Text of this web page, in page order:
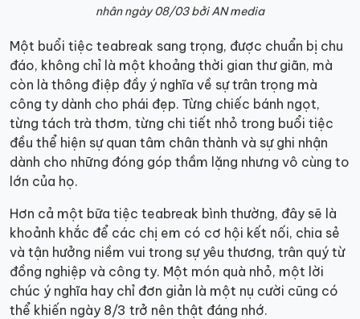
nhân ngày 08/03 bởi AN media
Một buổi tiệc teabreak sang trọng, được chuẩn bị chu
đáo, không chỉ là một khoảng thời gian thư giãn, mà
còn là thông điệp đầy ý nghĩa về sự trân trọng mà
công ty dành cho phái đẹp. Từng chiếc bánh ngọt,
từng tách trà thơm, từng chi tiết nhỏ trong buổi tiệc
đều thể hiện sự quan tâm chân thành và sự ghi nhận
dành cho những đóng góp thầm lặng nhưng vô cùng to
lớn của họ.
Hơn cả một bữa tiệc teabreak bình thường, đây sẽ là
khoảnh khắc để các chị em có cơ hội kết nối, chia sẻ
và tận hưởng niềm vui trong sự yêu thương, trân quý từ
đồng nghiệp và công ty. Một món quà nhỏ, một lời
chúc ý nghĩa hay chỉ đơn giản là một nụ cười cũng có
thể khiến ngày 8/3 trở nên thật đáng nhớ.